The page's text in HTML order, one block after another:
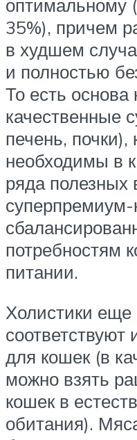
оптимальному
35%), причем
в худшем
и полностью
То есть основа
качественные
печень,
необходимы в
ряда
суперпремиум-
потребностям
питании.
Холистики
для кошек (в
можно взять
кошек в
обитания).